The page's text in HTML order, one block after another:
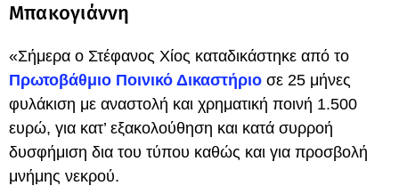
Μπακογιάννη
«Σήμερα ο Στέφανος Χίος καταδικάστηκε από το
Πρωτοβάθμιο Ποινικό Δικαστήριο σε 25 μήνες
φυλάκιση με αναστολή και χρηματική ποινή 1.500
ευρώ, για κατ’ εξακολούθηση και κατά συρροή
δυσφήμιση δια του τύπου καθώς και για προσβολή
μνήμης νεκρού.